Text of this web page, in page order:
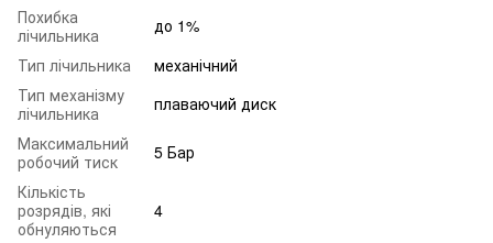
Похибка
лічильника
до 1%
Тип лічильника
механічний
Тип механізму
лічильника
плаваючий диск
Максимальний
робочий тиск
5 Бар
Кількість
розрядів, які
обнуляються
4